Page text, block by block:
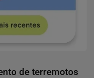
de terremotos